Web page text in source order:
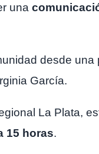
una
desde una
García.
La Plata,
15 horas.